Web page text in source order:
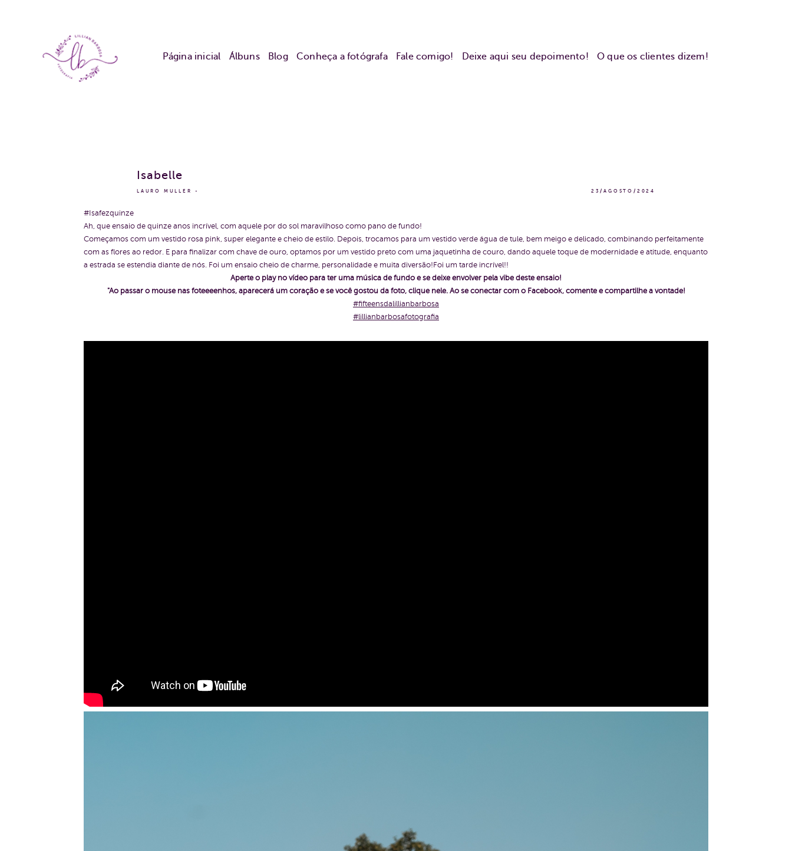
Página inicial Álbuns Blog Conheça a fotógrafa Fale comigo! Deixe aqui seu depoimento! O que os clientes dizem!
LAURO MULLER 23/AGOSTO/2024
Isabelle
#Isafezquinze
Ah, que ensaio de quinze anos incrível, com aquele por do sol maravilhoso como pano de fundo!
Começamos com um vestido rosa pink, super elegante e cheio de estilo. Depois, trocamos para um vestido verde água de tule, bem meigo e delicado, combinando perfeitamente
com as flores ao redor. E para finalizar com chave de ouro, optamos por um vestido preto com uma jaquetinha de couro, dando aquele toque de modernidade e atitude, enquanto
a estrada se estendia diante de nós. Foi um ensaio cheio de charme, personalidade e muita diversão!Foi um tarde incrível!!
Aperte o play no vídeo para ter uma música de fundo e se deixe envolver pela vibe deste ensaio!
"Ao passar o mouse nas foteeeenhos, aparecerá um coração e se você gostou da foto, clique nele. Ao se conectar com o Facebook, comente e compartilhe a vontade!
#fifteensdalillianbarbosa
#lillianbarbosafotografia